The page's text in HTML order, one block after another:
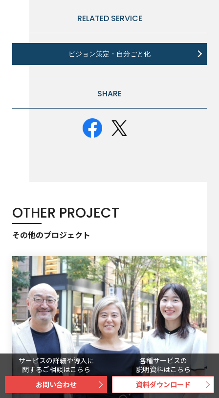
RELATED SERVICE
ビジョン策定・自分ごと化
SHARE
OTHER PROJECT
その他のプロジェクト
サービスの詳細や導入に
関するご相談はこちら
お問い合わせ
各種サービスの
説明資料はこちら
資料ダウンロード